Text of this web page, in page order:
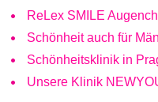
ReLex SMILE
Schönheit auch für
Schönheitsklinik in
Unsere Klinik